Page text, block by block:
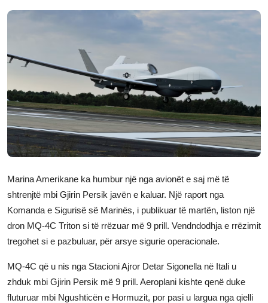
SHOWBIZ
SHENDETI
JETA
Gallery
Shqip
Marina Amerikane ka humbur një nga avionët e saj më të
shtrenjtë mbi Gjirin Persik javën e kaluar. Një raport nga
Komanda e Sigurisë së Marinës, i publikuar të martën, liston një
dron MQ-4C Triton si të rrëzuar më 9 prill. Vendndodhja e rrëzimit
tregohet si e pazbuluar, për arsye sigurie operacionale.
MQ-4C që u nis nga Stacioni Ajror Detar Sigonella në Itali u
zhduk mbi Gjirin Persik më 9 prill. Aeroplani kishte qenë duke
fluturuar mbi Ngushticën e Hormuzit, por pasi u largua nga qielli